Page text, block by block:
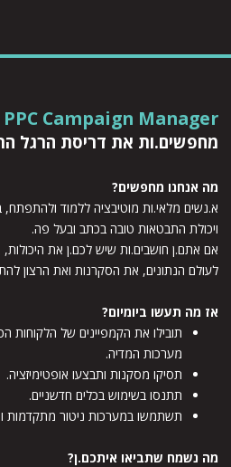
Campaign Manager
מחפשים.ות את דריסת הרגל
מה אנחנו מחפשים?
א.נשים מלאי.ות מוטיבציה ללמוד ולהתפתח,
ויכולת התבטאות טובה בכתב ובעל פה.
אם אתם.ן חושבים.ות שיש לכם.ן את
לעולם הנתונים, את הסקרנות ואת הרצון
אז מה תעשו ביומיום?
תובילו את הקמפיינים של הלקוחות
מערכות המדיה.
תסיקו מסקנות ותבצעו אופטימיזציה.
תתנסו בשימוש בכלים חדשניים.
תשתמשו במערכות ניטור מתקדמות
מה נשמח שתביאו איתכם.ן?